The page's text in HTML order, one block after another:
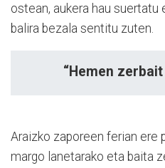
ostean, aukera hau suertatu
balira bezala sentitu zuten.
“Hemen
Araizko zaporeen ferian ere
margo lanetarako eta baita